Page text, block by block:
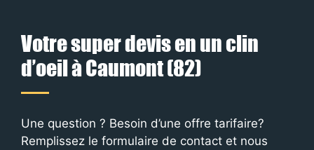
Votre super devis en un clin
d’oeil à Caumont (82)
Une question ? Besoin d’une offre tarifaire?
Remplissez le formulaire de contact et nous